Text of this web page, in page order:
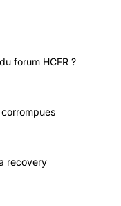
forum HCFR ?
recovery